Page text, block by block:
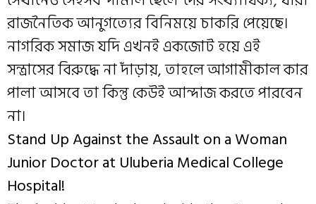
রাজনৈতিক আনুগত্যের বিনিময়ে চাকরি পেয়েছে।
নাগরিক সমাজ যদি এখনই একজোট হয়ে এই
সন্ত্রাসের বিরুদ্ধে না দাঁড়ায়, তাহলে আগামীকাল কার
পালা আসবে তা কিন্তু কেউই আন্দাজ করতে পারবেন
না।
Stand Up Against the Assault on a Woman
Junior Doctor at Uluberia Medical College
Hospital!